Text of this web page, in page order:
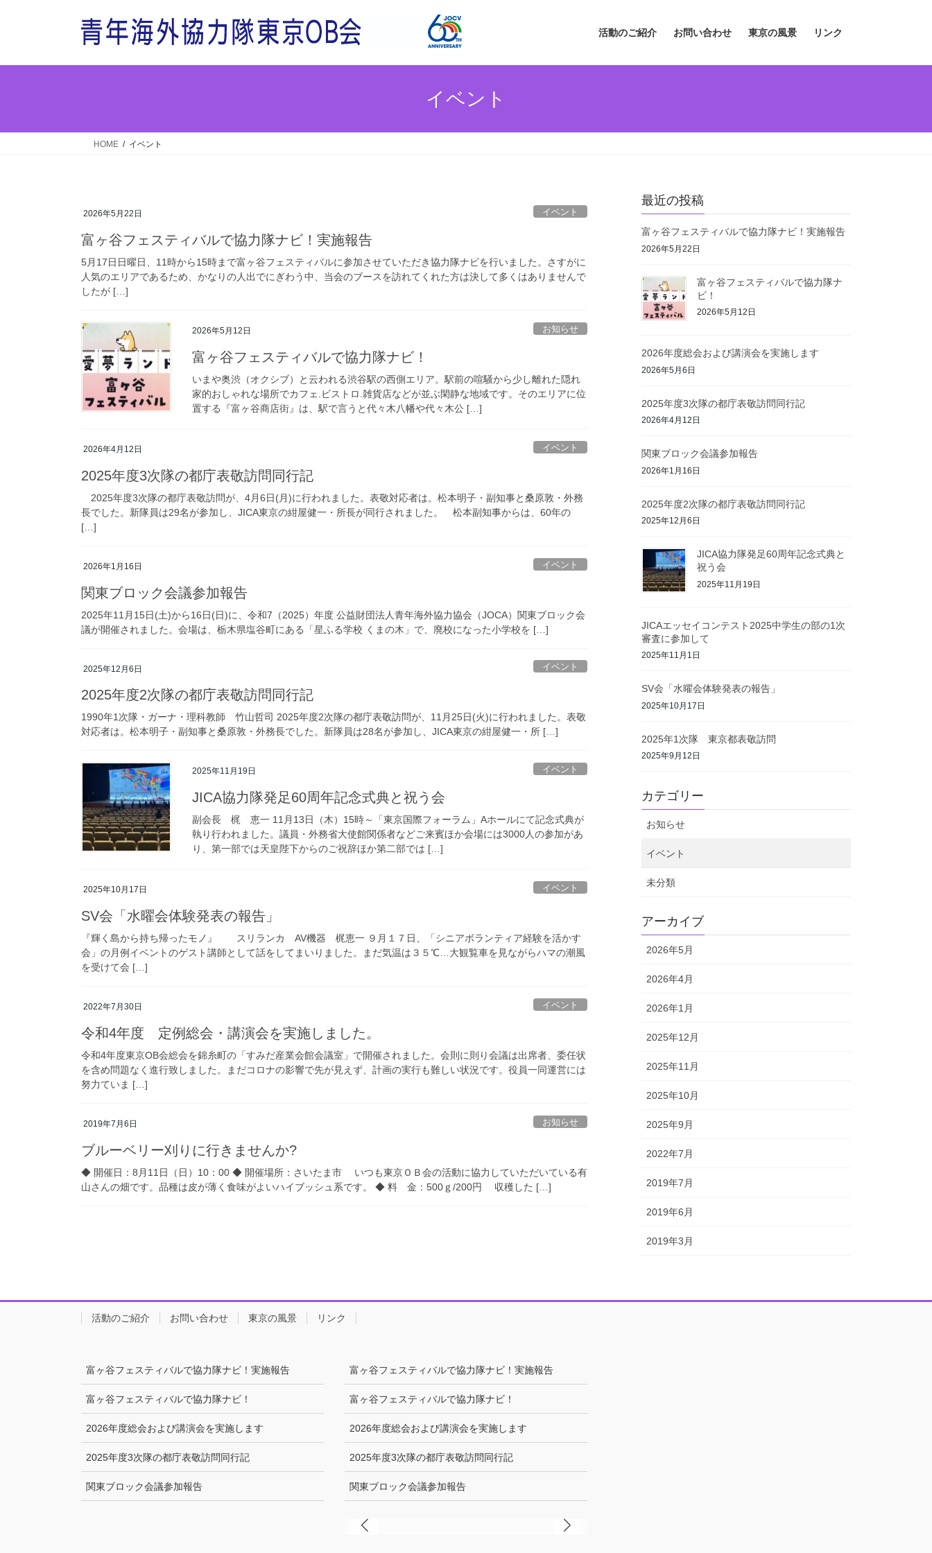
活動のご紹介 お問い合わせ 東京の風景 リンク
イベント
HOME イベント
2026年5月22日 イベント
富ヶ谷フェスティバルで協力隊ナビ！実施報告
5月17日日曜日、11時から15時まで富ヶ谷フェスティバルに参加させていただき協力隊ナビを行いました。さすがに
人気のエリアであるため、かなりの人出でにぎわう中、当会のブースを訪れてくれた方は決して多くはありませんで
したが […]
2026年5月12日 お知らせ
富ヶ谷フェスティバルで協力隊ナビ！
いまや奥渋（オクシブ）と云われる渋谷駅の西側エリア。駅前の喧騒から少し離れた隠れ
家的おしゃれな場所でカフェ.ビストロ.雑貨店などが並ぶ閑静な地域です。そのエリアに位
置する『富ヶ谷商店街』は、駅で言うと代々木八幡や代々木公 […]
2026年4月12日 イベント
2025年度3次隊の都庁表敬訪問同行記
2025年度3次隊の都庁表敬訪問が、4月6日(月)に行われました。表敬対応者は。松本明子・副知事と桑原敦・外務
長でした。新隊員は29名が参加し、JICA東京の紺屋健一・所長が同行されました。 松本副知事からは、60年の
[…]
2026年1月16日 イベント
関東ブロック会議参加報告
2025年11月15日(土)から16日(日)に、令和7（2025）年度 公益財団法人青年海外協力協会（JOCA）関東ブロック会
議が開催されました。会場は、栃木県塩谷町にある「星ふる学校 くまの木」で、廃校になった小学校を […]
2025年12月6日 イベント
2025年度2次隊の都庁表敬訪問同行記
1990年1次隊・ガーナ・理科教師 竹山哲司 2025年度2次隊の都庁表敬訪問が、11月25日(火)に行われました。表敬
対応者は。松本明子・副知事と桑原敦・外務長でした。新隊員は28名が参加し、JICA東京の紺屋健一・所 […]
2025年11月19日 イベント
JICA協力隊発足60周年記念式典と祝う会
副会長 梶 恵一 11月13日（木）15時～「東京国際フォーラム」Aホールにて記念式典が
執り行われました。議員・外務省大使館関係者などご来賓ほか会場には3000人の参加があ
り、第一部では天皇陛下からのご祝辞ほか第二部では […]
2025年10月17日 イベント
SV会「水曜会体験発表の報告」
『輝く島から持ち帰ったモノ』 スリランカ AV機器 梶恵一 ９月１７日、「シニアボランティア経験を活かす
会」の月例イベントのゲスト講師として話をしてまいりました。まだ気温は３５℃…大観覧車を見ながらハマの潮風
を受けて会 […]
2022年7月30日 イベント
令和4年度 定例総会・講演会を実施しました。
令和4年度東京OB会総会を錦糸町の「すみだ産業会館会議室」で開催されました。会則に則り会議は出席者、委任状
を含め問題なく進行致しました。まだコロナの影響で先が見えず、計画の実行も難しい状況です。役員一同運営には
努力ていま […]
2019年7月6日 お知らせ
ブルーベリー刈りに行きませんか?
◆ 開催日：8月11日（日）10：00 ◆ 開催場所：さいたま市 いつも東京ＯＢ会の活動に協力していただいている有
山さんの畑です。品種は皮が薄く食味がよいハイブッシュ系です。 ◆ 料 金：500ｇ/200円 収穫した […]
最近の投稿
富ヶ谷フェスティバルで協力隊ナビ！実施報告
2026年5月22日
富ヶ谷フェスティバルで協力隊ナ
ビ！
2026年5月12日
2026年度総会および講演会を実施します
2026年5月6日
2025年度3次隊の都庁表敬訪問同行記
2026年4月12日
関東ブロック会議参加報告
2026年1月16日
2025年度2次隊の都庁表敬訪問同行記
2025年12月6日
JICA協力隊発足60周年記念式典と
祝う会
2025年11月19日
JICAエッセイコンテスト2025中学生の部の1次
審査に参加して
2025年11月1日
SV会「水曜会体験発表の報告」
2025年10月17日
2025年1次隊 東京都表敬訪問
2025年9月12日
カテゴリー
お知らせ
イベント
未分類
アーカイブ
2026年5月
2026年4月
2026年1月
2025年12月
2025年11月
2025年10月
2025年9月
2022年7月
2019年7月
2019年6月
2019年3月
活動のご紹介 お問い合わせ 東京の風景 リンク
富ヶ谷フェスティバルで協力隊ナビ！実施報告
富ヶ谷フェスティバルで協力隊ナビ！
2026年度総会および講演会を実施します
2025年度3次隊の都庁表敬訪問同行記
関東ブロック会議参加報告
富ヶ谷フェスティバルで協力隊ナビ！実施報告
富ヶ谷フェスティバルで協力隊ナビ！
2026年度総会および講演会を実施します
2025年度3次隊の都庁表敬訪問同行記
関東ブロック会議参加報告